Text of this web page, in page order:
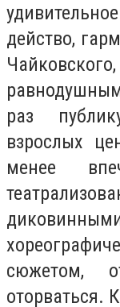
действо,
раз
взрослых
менее
сюжетом,
оторваться.